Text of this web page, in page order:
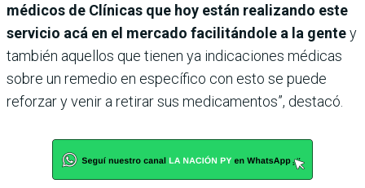
médicos de Clínicas que hoy están realizando este
servicio acá en el mercado facilitándole a la gentey
también aquellos que tienen ya indicaciones médicas
sobre un remedio en específico con esto se puede
reforzar y venir a retirar sus medicamentos”, destacó.